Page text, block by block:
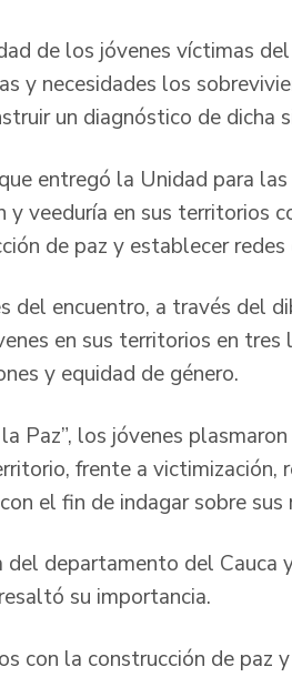
de los jóvenes víctimas
y necesidades los
un diagnóstico de dicha
entregó la Unidad para
y veeduría en sus territorios
de paz y establecer
del encuentro, a través del
en sus territorios en
y equidad de género.
Paz”, los jóvenes
frente a victimización,
el fin de indagar sobre
departamento del Cauca
su importancia.
con la construcción de paz